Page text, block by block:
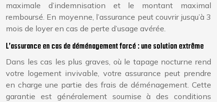
maximale d’indemnisation et le montant maximal
remboursé. En moyenne, l’assurance peut couvrir jusqu’à 3
mois de loyer en cas de perte d’usage avérée.
L’assurance en cas de déménagement forcé : une solution extrême
Dans les cas les plus graves, où le tapage nocturne rend
votre logement invivable, votre assurance peut prendre
en charge une partie des frais de déménagement. Cette
garantie est généralement soumise à des conditions